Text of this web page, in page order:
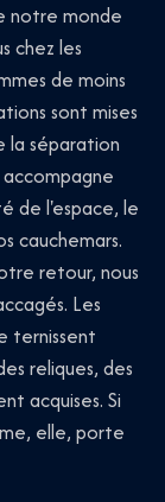
notre monde
chez les
de moins
sont mises
la séparation
de l'espace, le
cauchemars.
retour, nous
Les
ternissent
reliques, des
acquises. Si
elle, porte